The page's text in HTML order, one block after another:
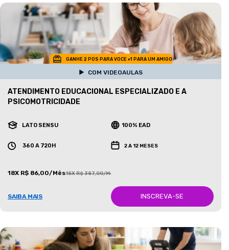
GANHE 2 POS PARA VOCE +1 PARA UM AMIGO
COM VIDEOAULAS
ATENDIMENTO EDUCACIONAL ESPECIALIZADO E A
PSICOMOTRICIDADE
LATO SENSU 100% EAD
360 A 720H 2 A 12 MESES
18X R$ 86,00/Mês18X R$ 387,00/Mês
SAIBA MAIS INSCREVA-SE